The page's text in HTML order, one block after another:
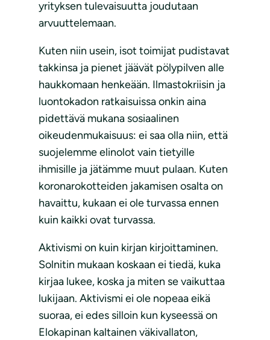
yrityksen tulevaisuutta joudutaan
arvuuttelemaan.
Kuten niin usein, isot toimijat pudistavat
takkinsa ja pienet jäävät pölypilven alle
haukkomaan henkeään. Ilmastokriisin ja
luontokadon ratkaisuissa onkin aina
pidettävä mukana sosiaalinen
oikeudenmukaisuus: ei saa olla niin, että
suojelemme elinolot vain tietyille
ihmisille ja jätämme muut pulaan. Kuten
koronarokotteiden jakamisen osalta on
havaittu, kukaan ei ole turvassa ennen
kuin kaikki ovat turvassa.
Aktivismi on kuin kirjan kirjoittaminen.
Solnitin mukaan koskaan ei tiedä, kuka
kirjaa lukee, koska ja miten se vaikuttaa
lukijaan. Aktivismi ei ole nopeaa eikä
suoraa, ei edes silloin kun kyseessä on
Elokapinan kaltainen väkivallaton,